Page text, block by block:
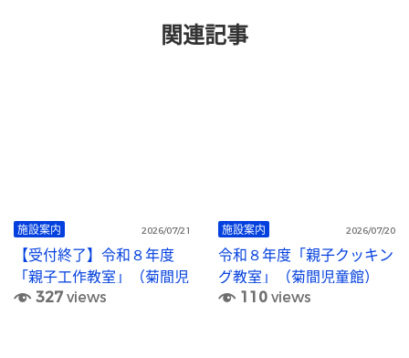
関連記事
施設案内 2026/07/21
【受付終了】令和８年度
「親子工作教室」（菊間児
童館）
327views
施設案内 2026/07/20
令和８年度「親子クッキン
グ教室」（菊間児童館）
110views